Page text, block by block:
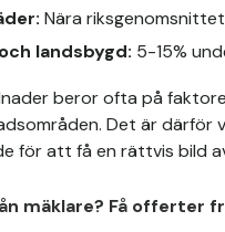
Nära riksgenomsnittet
landsbygd: 5-15%
beror ofta på
Det är därför
för att få en rättvis bild
mäklare? Få offerter